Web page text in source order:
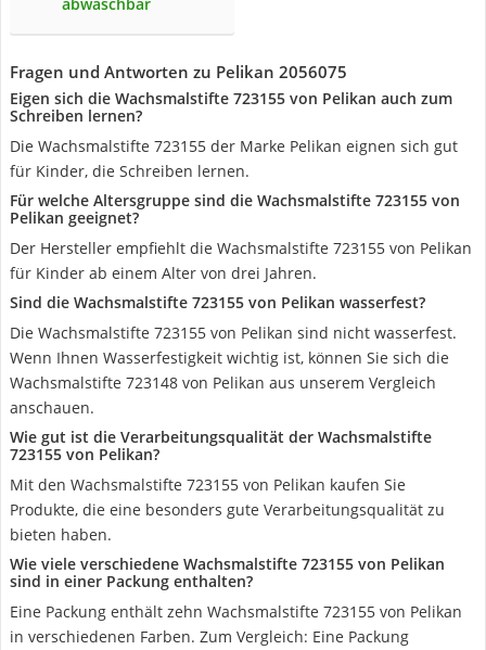
Fragen und Antworten zu Pelikan 2056075
Eigen sich die Wachsmalstifte 723155 von Pelikan auch zum
Schreiben lernen?
Die Wachsmalstifte 723155 der Marke Pelikan eignen sich gut
für Kinder, die Schreiben lernen.
Für welche Altersgruppe sind die Wachsmalstifte 723155 von
Pelikan geeignet?
Der Hersteller empfiehlt die Wachsmalstifte 723155 von Pelikan
für Kinder ab einem Alter von drei Jahren.
Sind die Wachsmalstifte 723155 von Pelikan wasserfest?
Die Wachsmalstifte 723155 von Pelikan sind nicht wasserfest.
Wenn Ihnen Wasserfestigkeit wichtig ist, können Sie sich die
Wachsmalstifte 723148 von Pelikan aus unserem Vergleich
anschauen.
Wie gut ist die Verarbeitungsqualität der Wachsmalstifte
723155 von Pelikan?
Mit den Wachsmalstifte 723155 von Pelikan kaufen Sie
Produkte, die eine besonders gute Verarbeitungsqualität zu
bieten haben.
Wie viele verschiedene Wachsmalstifte 723155 von Pelikan
sind in einer Packung enthalten?
Eine Packung enthält zehn Wachsmalstifte 723155 von Pelikan
in verschiedenen Farben. Zum Vergleich: Eine Packung